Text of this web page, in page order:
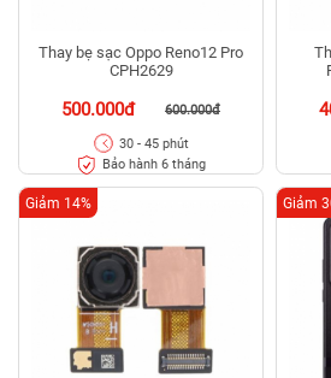
Thay bẹ sạc Oppo Reno12 Pro
CPH2629
500.000đ 600.000đ
30 - 45 phút
Bảo hành 6 tháng
Giảm 14% Giảm